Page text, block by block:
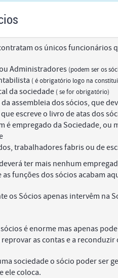
os únicos funcionários
Administradores (podem ser os
( é obrigatório logo na
da sociedade ( se for obrigatório)
assembleia dos sócios, que
escreve o livro de atas dos
é empregado da Sociedade, ou
trabalhadores fabris ou de
ter mais nenhum
as funções dos sócios acabam
os Sócios apenas intervêm na
é enorme mas apenas
as contas e a
sociedade o sócio poder ser
ele coloca.